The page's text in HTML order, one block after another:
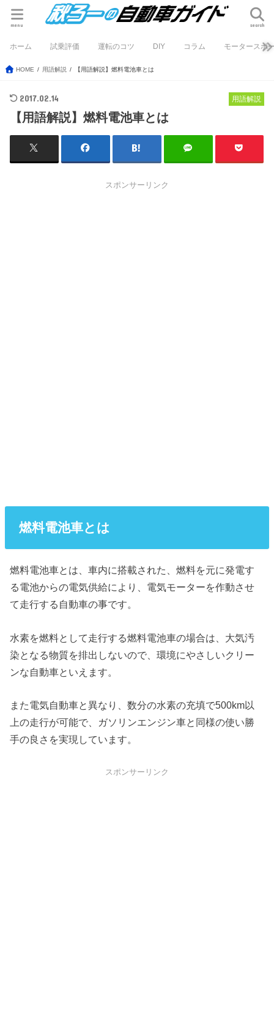
search
menu
ホーム 試乗評価 運転のコツ DIY コラム モータースポ
HOME 用語解説 【用語解説】燃料電池車とは
用語解説
2017.02.14
【用語解説】燃料電池車とは
スポンサーリンク
燃料電池車とは
燃料電池車とは、車内に搭載された、燃料を元に発電す
る電池からの電気供給により、電気モーターを作動させ
て走行する自動車の事です。
水素を燃料として走行する燃料電池車の場合は、大気汚
染となる物質を排出しないので、環境にやさしいクリー
ンな自動車といえます。
また電気自動車と異なり、数分の水素の充填で500km以
上の走行が可能で、ガソリンエンジン車と同様の使い勝
手の良さを実現しています。
スポンサーリンク